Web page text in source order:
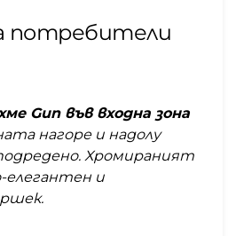
потребители
Gun във входна зона
нагоре и надолу
Хромираният
елегантен и